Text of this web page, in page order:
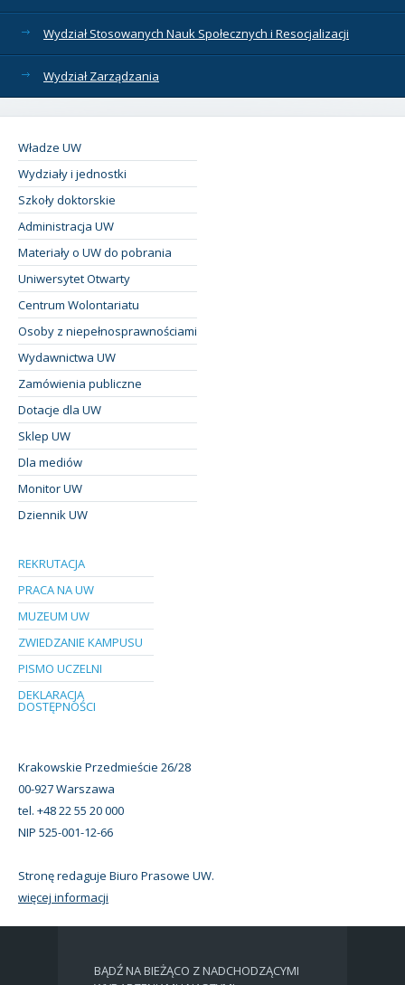
Wydział Stosowanych Nauk Społecznych i Resocjalizacji
Wydział Zarządzania
Władze UW
Wydziały i jednostki
Szkoły doktorskie
Administracja UW
Materiały o UW do pobrania
Uniwersytet Otwarty
Centrum Wolontariatu
Osoby z niepełnosprawnościami
Wydawnictwa UW
Zamówienia publiczne
Dotacje dla UW
Sklep UW
Dla mediów
Monitor UW
Dziennik UW
REKRUTACJA
PRACA NA UW
MUZEUM UW
ZWIEDZANIE KAMPUSU
PISMO UCZELNI
DEKLARACJA
DOSTĘPNOŚCI
Krakowskie Przedmieście 26/28
00-927 Warszawa
tel. +48 22 55 20 000
NIP 525-001-12-66
Stronę redaguje Biuro Prasowe UW.
więcej informacji
BĄDŹ NA BIEŻĄCO Z NADCHODZĄCYMI